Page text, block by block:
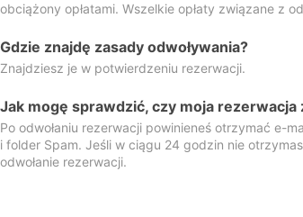
obciążony opłatami. Wszelkie opłaty związane z
Gdzie znajdę zasady odwoływania?
Znajdziesz je w potwierdzeniu rezerwacji.
Jak mogę sprawdzić, czy moja rezerwacja
Po odwołaniu rezerwacji powinieneś otrzymać e-
i folder Spam. Jeśli w ciągu 24 godzin nie
odwołanie rezerwacji.